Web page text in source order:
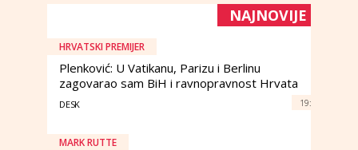
NAJNOVIJE
HRVATSKI PREMIJER
Plenković: U Vatikanu, Parizu i Berlinu
zagovarao sam BiH i ravnopravnost Hrvata
DESK 19:
MARK RUTTE